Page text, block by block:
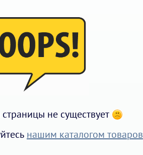
не существует
нашим каталогом товаров